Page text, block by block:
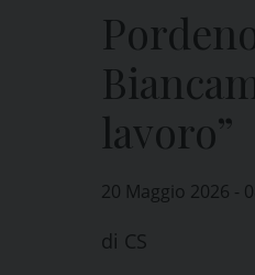
lavoro”
20 Maggio 2026 -
di CS